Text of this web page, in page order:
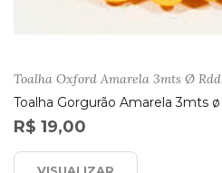
Toalha Oxford Amarela 3mts Ø Rdd
Toalha Gorgurão Amarela 3mts ø
R$ 19,00
VISUALIZAR